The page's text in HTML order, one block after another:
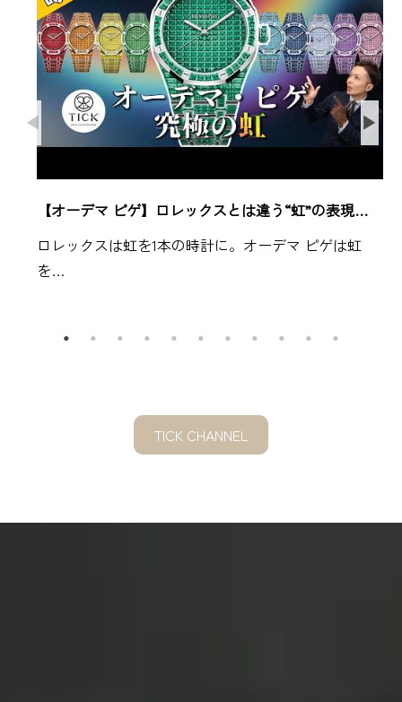
【オーデマ ピゲ】ロレックスとは違う“虹”の表現…
ロレックスは虹を1本の時計に。オーデマ ピゲは虹
を…
TICK CHANNEL